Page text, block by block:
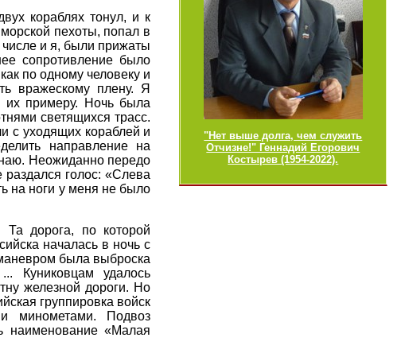
"Нет выше долга, чем служить
Отчизне!" Геннадий Егорович
Костырев (1954-2022).
кораблях тонул, и к
пехоты, попал в
и я, были прижаты
сопротивление было
по одному человеку и
вражескому плену. Я
их примеру. Ночь была
светящихся трасс.
с уходящих кораблей и
направление на
Неожиданно передо
голос: «Слева
на ноги у меня не было
дорога, по которой
началась в ночь с
была выброска
Куниковцам удалось
железной дороги. Но
группировка войск
и минометами. Подвоз
наименование «Малая